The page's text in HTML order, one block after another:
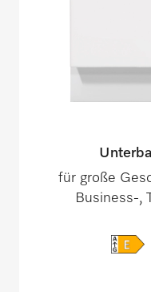
für große
Business-,